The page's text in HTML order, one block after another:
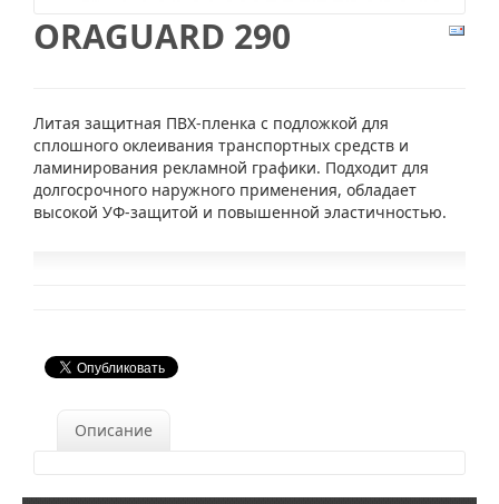
ORAGUARD 290
Литая защитная ПВХ-пленка с подложкой для
сплошного оклеивания транспортных средств и
ламинирования рекламной графики. Подходит для
долгосрочного наружного применения, обладает
высокой УФ-защитой и повышенной эластичностью.
Описание